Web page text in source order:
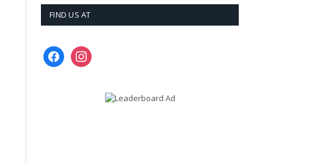
FIND US AT
facebookinstagram